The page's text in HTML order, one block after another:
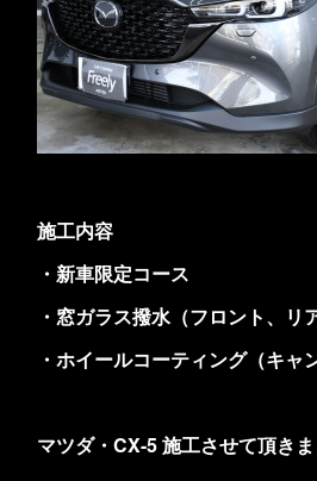
施工内容
・新車限定コース
・窓ガラス撥水（フロント、リ
・ホイールコーティング（キャ
マツダ・CX-5 施工させて頂きま